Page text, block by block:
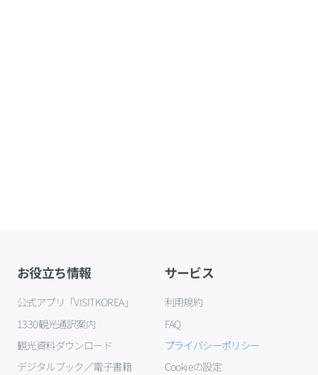
お役立ち情報
公式アプリ「VISITKOREA」
1330観光通訳案内
観光資料ダウンロード
デジタルブック／電子書籍
サービス
利用規約
FAQ
プライバシーポリシー
Cookieの設定